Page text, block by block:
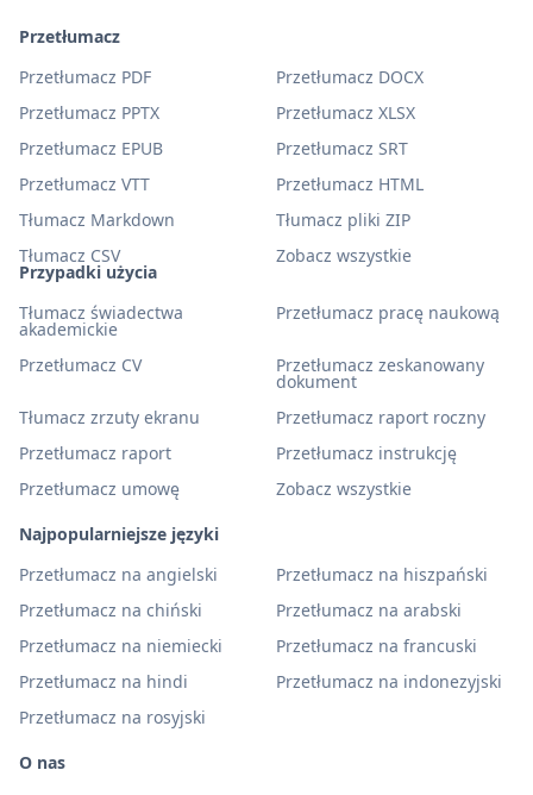
Przypadki użycia
Tłumacz świadectwa
akademickie
Przetłumacz pracę naukową
Przetłumacz CV Przetłumacz zeskanowany
dokument
Tłumacz zrzuty ekranu
Przetłumacz raport roczny
Przetłumacz raport
Przetłumacz instrukcję
Przetłumacz umowę
Zobacz wszystkie
Najpopularniejsze języki
Przetłumacz na angielski
Przetłumacz na hiszpański
Przetłumacz na chiński
Przetłumacz na arabski
Przetłumacz na niemiecki
Przetłumacz na francuski
Przetłumacz na hindi
Przetłumacz na indonezyjski
Przetłumacz na rosyjski
Przetłumacz
Przetłumacz PDF
Przetłumacz DOCX
Przetłumacz PPTX
Przetłumacz XLSX
Przetłumacz EPUB
Przetłumacz SRT
Przetłumacz VTT
Przetłumacz HTML
Tłumacz Markdown
Tłumacz pliki ZIP
Tłumacz CSV
Zobacz wszystkie
O nas